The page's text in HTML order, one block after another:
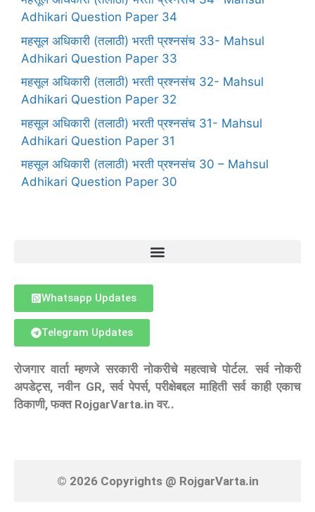
Adhikari Question Paper 34
महसूल अधिकारी (तलाठी) भरती प्रश्नसंच 33- Mahsul
Adhikari Question Paper 33
महसूल अधिकारी (तलाठी) भरती प्रश्नसंच 32- Mahsul
Adhikari Question Paper 32
महसूल अधिकारी (तलाठी) भरती प्रश्नसंच 31- Mahsul
Adhikari Question Paper 31
महसूल अधिकारी (तलाठी) भरती प्रश्नसंच 30 – Mahsul
Adhikari Question Paper 30
Whatsapp Updates
Telegram Updates
रोजगार वार्ता म्हणजे सरकारी नोकरीचे महत्वाचे पोर्टल. सर्व नोकरी
अपडेट्स, नवीन GR, सर्व पेपर्स, परीक्षेबद्दल माहिती सर्व काही एकाच
ठिकाणी, फक्त RojgarVarta.in वर..
© 2026 Copyrights @ RojgarVarta.in